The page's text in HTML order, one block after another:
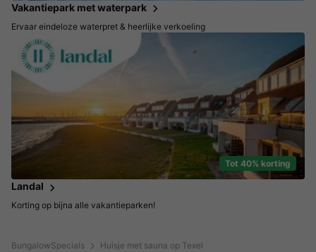
BungalowSpecials Huisje met sauna op Texel
Vakantiepark met waterpark
Ervaar eindeloze waterpret & heerlijke verkoeling
Tot 40% korting
Landal
Korting op bijna alle vakantieparken!